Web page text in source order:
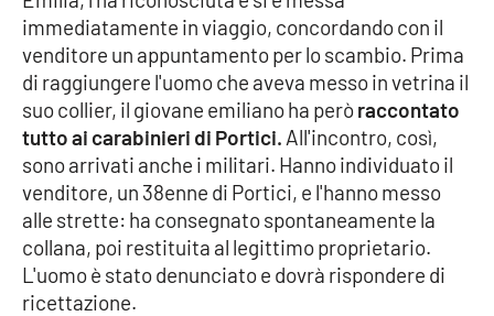
Cultura
Economia e Lavoro
Politica
Sanità
Società
Sport
immediatamente in viaggio, concordando con il
venditore un appuntamento per lo scambio. Prima
di raggiungere l'uomo che aveva messo in vetrina il
suo collier, il giovane emiliano ha peròraccontato
tutto ai carabinieri di Portici. All'incontro, così,
sono arrivati anche i militari. Hanno individuato il
venditore, un 38enne di Portici, e l'hanno messo
alle strette: ha consegnato spontaneamente la
collana, poi restituita al legittimo proprietario.
L'uomo è stato denunciato e dovrà rispondere di
ricettazione.